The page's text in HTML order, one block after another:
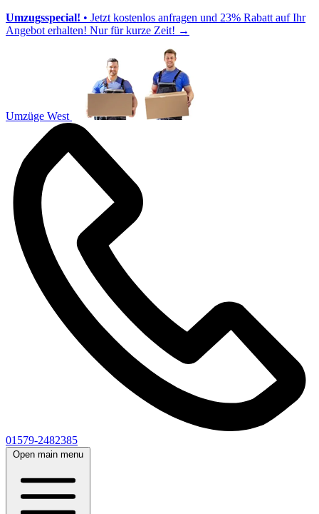
Umzugsspecial! • Jetzt kostenlos anfragen und 23% Rabatt auf Ihr
Angebot erhalten! Nur für kurze Zeit! →
Umzüge West
01579-2482385
Open main menu